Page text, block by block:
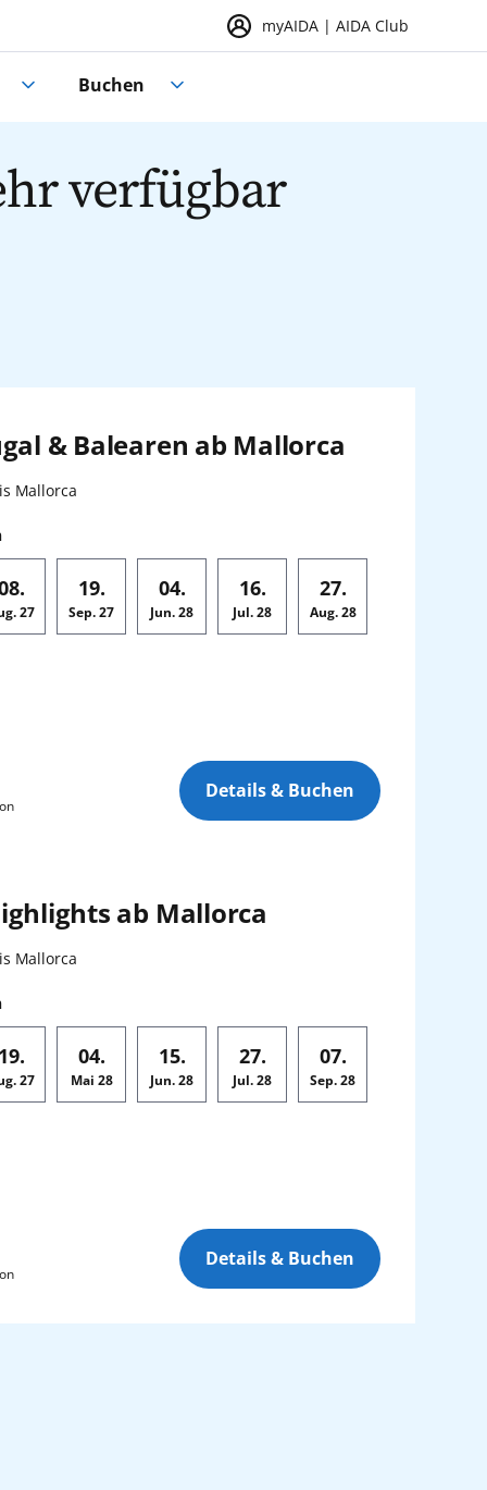
myAIDA | AIDA Club
Buchen
verfügbar
& Balearen ab Mallorca
Mallorca
27
19.
Sep.27
04.
Jun.28
16.
Jul.28
27.
Aug. 28
Details & Buchen
ab Mallorca
Mallorca
19.
27
04.
Mai 28
15.
Jun.28
27.
Jul.28
07.
Sep.28
Details & Buchen